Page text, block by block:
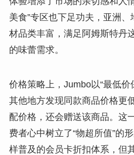
美食”专区也下足功夫，亚洲
材品类丰富，满足阿姆斯特丹
的味蕾需求。
价格策略上，Jumbo以“最低价
其他地方发现同款商品价格更
配价格，还会赠送该商品。这
费者心中树立了“物超所值”的
样普及的会员卡折扣体系，但